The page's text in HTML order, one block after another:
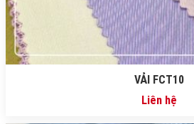
VẢI FCT10
Liên hệ